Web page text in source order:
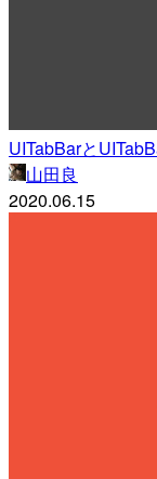
UITabBarと
山田良
2020.06.15